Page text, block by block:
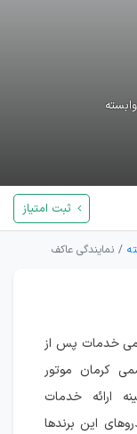
ثبت امتیاز
نمایندگی عاکف
از مراکز رسمی خدمات پس از
کرمان موتور
ارائه خدمات
این برندها